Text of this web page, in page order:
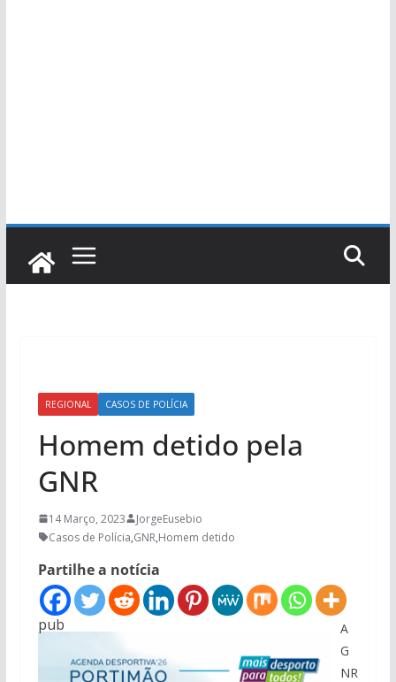
REGIONAL CASOS DE POLÍCIA
Homem detido pela
GNR
14 Março, 2023
JorgeEusebio
Casos de Polícia,GNR,Homem detido
Partilhe a notícia
pub
A
G
NR